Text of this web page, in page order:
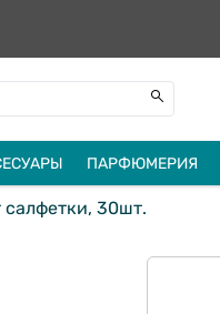
ПАРФЮМЕРИЯ
салфетки, 30шт.